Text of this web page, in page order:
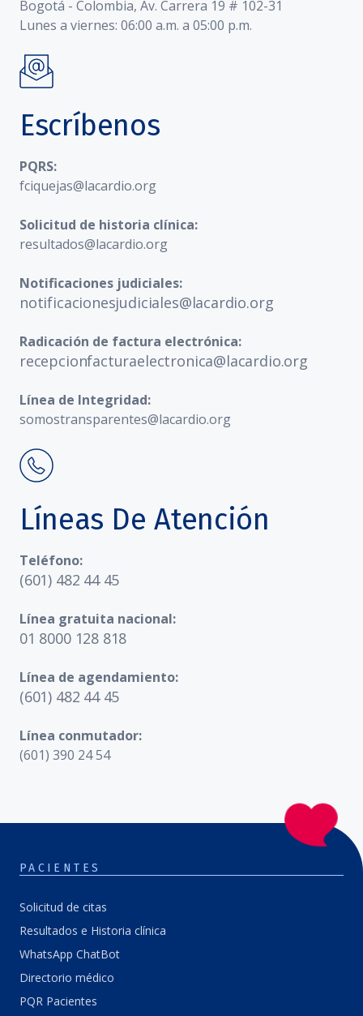
Bogotá - Colombia, Av. Carrera 19 # 102-31
Lunes a viernes: 06:00 a.m. a 05:00 p.m.
Escríbenos
PQRS:
fciquejas@lacardio.org
Solicitud de historia clínica:
resultados@lacardio.org
Notificaciones judiciales:
notificacionesjudiciales@lacardio.org
Radicación de factura electrónica:
recepcionfacturaelectronica@lacardio.org
Línea de Integridad:
somostransparentes@lacardio.org
Líneas De Atención
Teléfono:
(601) 482 44 45
Línea gratuita nacional:
01 8000 128 818
Línea de agendamiento:
(601) 482 44 45
Línea conmutador:
(601) 390 24 54
PACIENTES
Solicitud de citas
Resultados e Historia clínica
WhatsApp ChatBot
Directorio médico
PQR Pacientes